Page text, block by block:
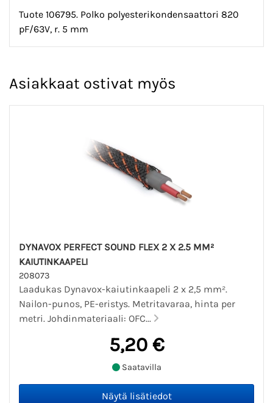
Tuote 106795. Polko polyesterikondensaattori 820
pF/63V, r. 5 mm
Asiakkaat ostivat myös
DYNAVOX PERFECT SOUND FLEX 2 X 2.5 MM²
KAIUTINKAAPELI
208073
Laadukas Dynavox-kaiutinkaapeli 2 x 2,5 mm².
Nailon-punos, PE-eristys. Metritavaraa, hinta per
metri. Johdinmateriaali: OFC...
5,20 €
Saatavilla